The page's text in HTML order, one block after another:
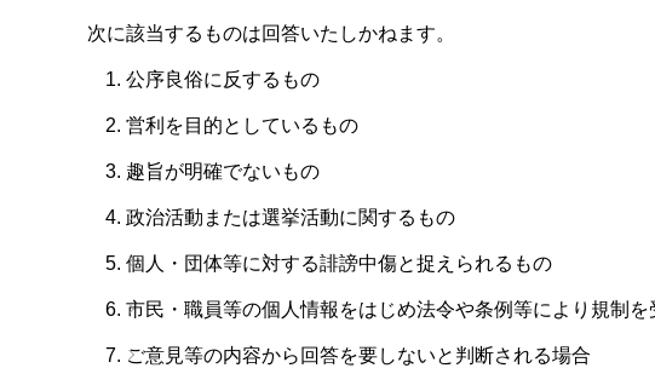
次に該当するものは回答いたしかねます。
公序良俗に反するもの
営利を目的としているもの
趣旨が明確でないもの
政治活動または選挙活動に関するもの
個人・団体等に対する誹謗中傷と捉えられるもの
市民・職員等の個人情報をはじめ法令や条例等により規制を
ご意見等の内容から回答を要しないと判断される場合